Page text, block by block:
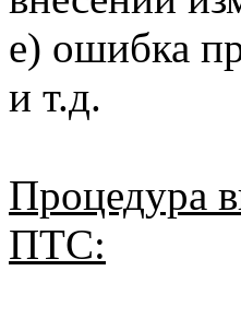
е) ошибка
и т.д.
Процедура
ПТС: